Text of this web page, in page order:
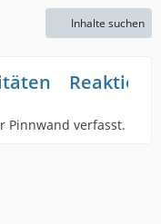
Inhalte suchen
Pinnwand verfasst.